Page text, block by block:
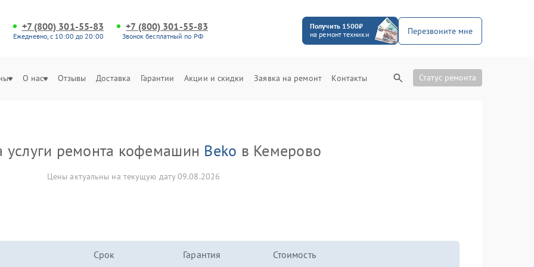
+7 (800) 301-55-83
Ежедневно, с 10:00 до 20:00
+7 (800) 301-55-83
Звонок бесплатный по РФ
Получить 1500₽
на ремонт техники
Перезвоните мне
О нас Отзывы Доставка Гарантии Акции и скидки Заявка на ремонт Контакты Статус ремонта
услуги ремонта кофемашин Beko в Кемерово
Цены актуальны на текущую дату 09.08.2026
Срок Гарантия Стоимость